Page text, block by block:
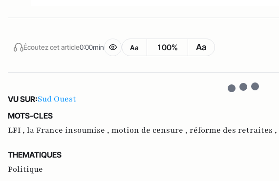
Écoutez cet article0:00min Aa 100% Aa
VU SUR:Sud Ouest
MOTS-CLES
LFI , la France insoumise , motion de censure , réforme des retraites ,
THEMATIQUES
Politique